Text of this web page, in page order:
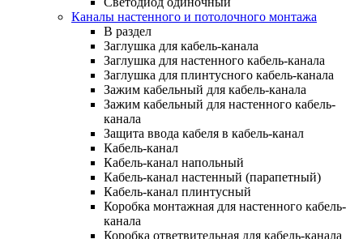
Каналы настенного и потолочного монтажа
В раздел
Заглушка для кабель-канала
Заглушка для настенного кабель-канала
Заглушка для плинтусного кабель-канала
Зажим кабельный для кабель-канала
Зажим кабельный для настенного кабель-
канала
Защита ввода кабеля в кабель-канал
Кабель-канал
Кабель-канал напольный
Кабель-канал настенный (парапетный)
Кабель-канал плинтусный
Коробка монтажная для настенного кабель-
канала
Коробка ответвительная для кабель-канала